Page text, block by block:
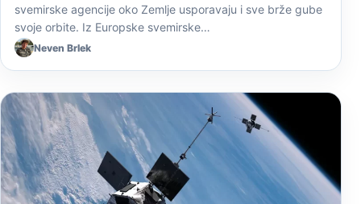
svemirske agencije oko Zemlje usporavaju i sve brže gube
svoje orbite. Iz Europske svemirske…
Neven Brlek